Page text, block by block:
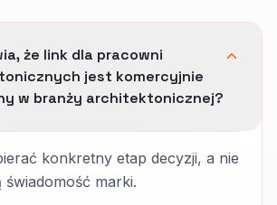
że link dla pracowni
jest komercyjnie
w branży architektonicznej?
konkretny etap decyzji, a nie
marki.